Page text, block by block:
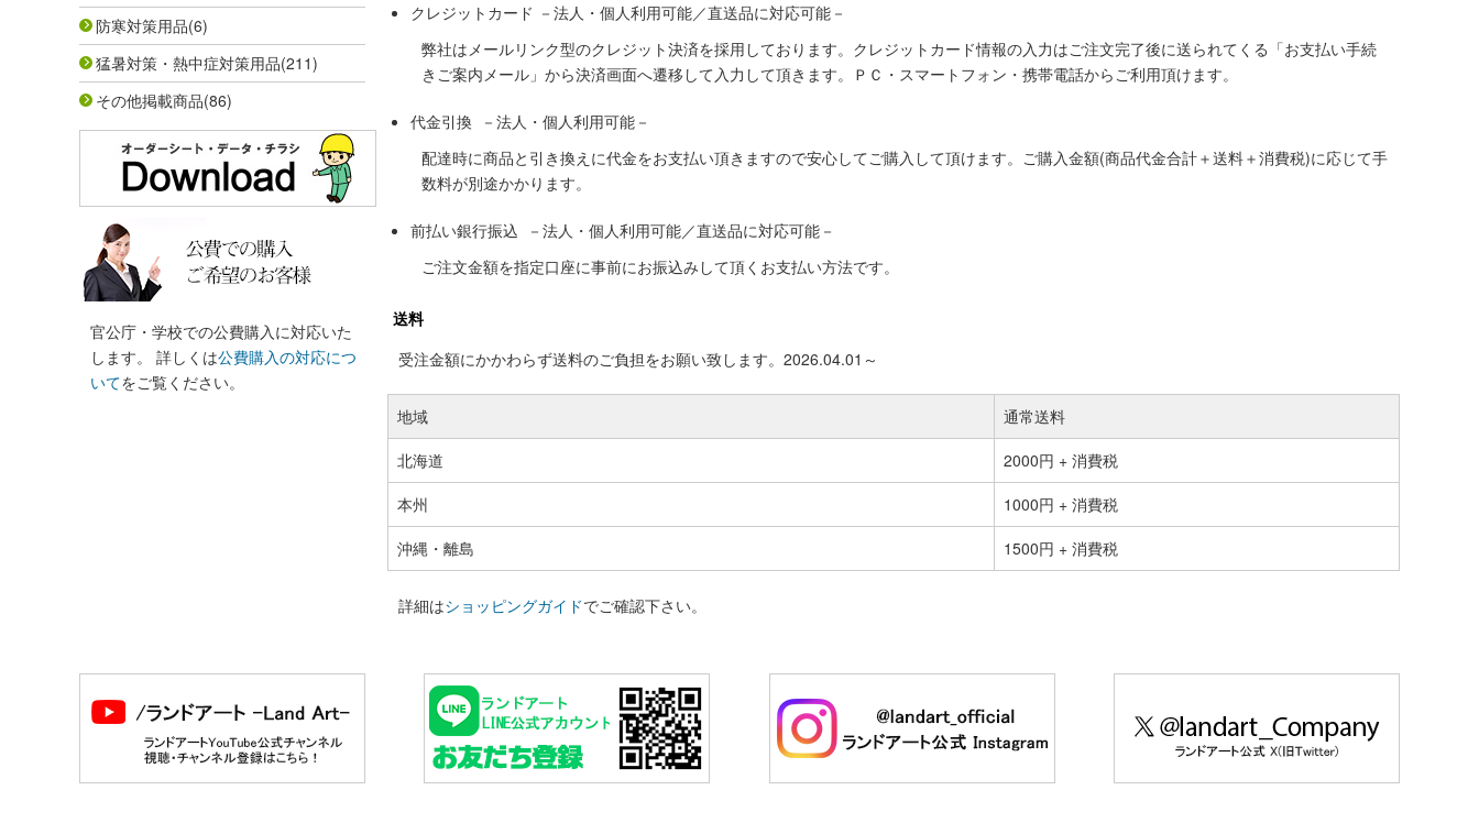
防寒対策用品(6)
猛暑対策・熱中症対策用品(211)
その他掲載商品(86)
官公庁・学校での公費購入に対応いた
します。 詳しくは公費購入の対応につ
いてをご覧ください。
クレジットカード －法人・個人利用可能／直送品に対応可能－
弊社はメールリンク型のクレジット決済を採用しております。クレジットカード情報の入力はご注文完了後に送られてくる「お支払い手続
きご案内メール」から決済画面へ遷移して入力して頂きます。ＰＣ・スマートフォン・携帯電話からご利用頂けます。
代金引換 －法人・個人利用可能－
配達時に商品と引き換えに代金をお支払い頂きますので安心してご購入して頂けます。ご購入金額(商品代金合計＋送料＋消費税)に応じて手
数料が別途かかります。
前払い銀行振込 －法人・個人利用可能／直送品に対応可能－
ご注文金額を指定口座に事前にお振込みして頂くお支払い方法です。
送料
受注金額にかかわらず送料のご負担をお願い致します。2026.04.01～
地域
通常送料
北海道
2000円 + 消費税
本州
1000円 + 消費税
沖縄・離島
1500円 + 消費税
詳細はショッピングガイドでご確認下さい。